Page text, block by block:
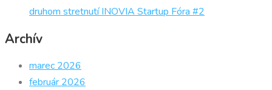
druhom stretnutí INOVIA Startup Fóra #2
Archív
marec 2026
február 2026